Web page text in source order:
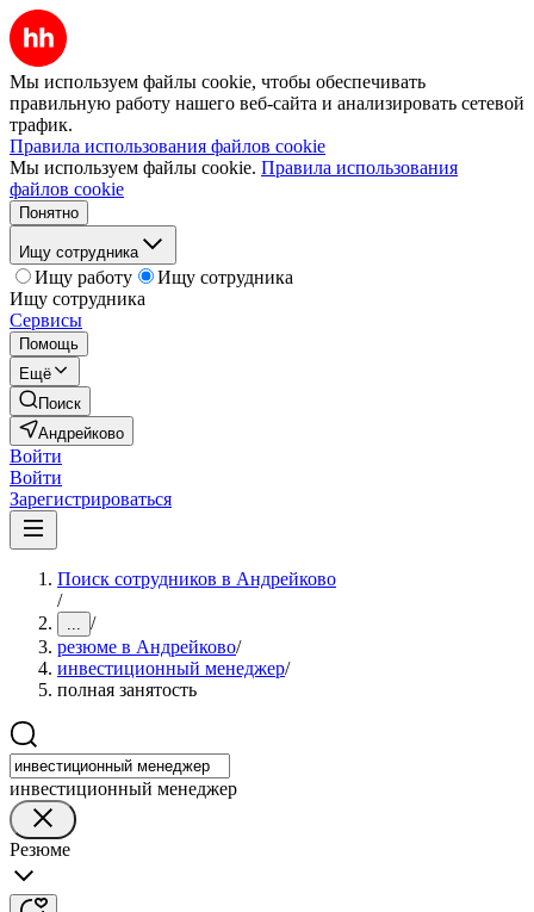
Мы используем файлы cookie, чтобы обеспечивать
правильную работу нашего веб-сайта и анализировать сетевой
трафик.
Правила использования файлов cookie
Мы используем файлы cookie. Правила использования
файлов cookie
Понятно
Ищу сотрудника
Ищу работу
Ищу сотрудника
Ищу сотрудника
Сервисы
Помощь
Ещё
Поиск
Андрейково
Войти
Войти
Зарегистрироваться
Поиск сотрудников в Андрейково
/
... /
резюме в Андрейково/
инвестиционный менеджер/
полная занятость
инвестиционный менеджер
Резюме